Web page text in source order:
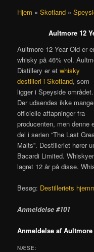
Hjem »Skotland »
Aultmore 12
Aultmore 12 Year Old er
whisky på 46% vol.
Distillery er etwhisky
destilleri i Skotland, som
ligger i Speyside området.
Der udsendes ikke mange
officielle aftapninger fra
producenten, men denne
del i serien “The Last
Malts”. Destilleriet hører
Bacardi Limited.
lagret 12 år på disse.
Besøg: Destilleriets
Anmeldelse #101
Anmeldelse af Aultmore
NÆSE: